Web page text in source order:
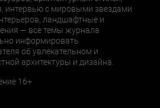
интервью с мировыми звездами
ландшафтные и
— все темы журнала
информировать
об увлекательном и
архитектуры и дизайна.
16+